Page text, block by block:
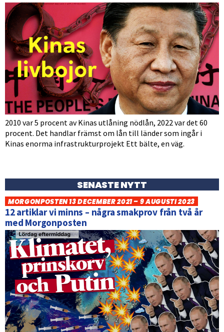
2010 var 5 procent av Kinas utlåning nödlån, 2022 var det 60
procent. Det handlar främst om lån till länder som ingår i
Kinas enorma infrastrukturprojekt Ett bälte, en väg.
SENASTE NYTT
MORGONPOSTEN 13 DECEMBER 2021 – 9 AUGUSTI 2023
12 artiklar vi minns – några smakprov från två år
med Morgonposten